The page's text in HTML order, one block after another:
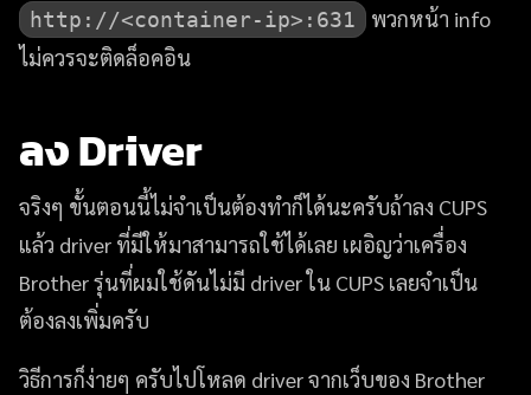
http://<container-ip>:631
พวกหน้า info
ไม่ควรจะติดล็อคอิน
ลง Driver
จริงๆ ขั้นตอนนี้ไม่จำเป็นต้องทำก็ได้นะครับถ้าลง CUPS
แล้ว driver ที่มีให้มาสามารถใช้ได้เลย เผอิญว่าเครื่อง
Brother รุ่นที่ผมใช้ดันไม่มี driver ใน CUPS เลยจำเป็น
ต้องลงเพิ่มครับ
วิธีการก็ง่ายๆ ครับไปโหลด driver จากเว็บของ Brother